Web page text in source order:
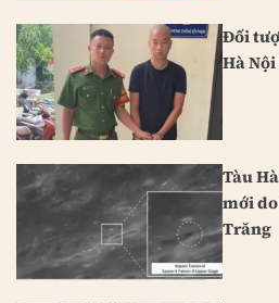
Đối
Hà
Tàu
mới
Trăng